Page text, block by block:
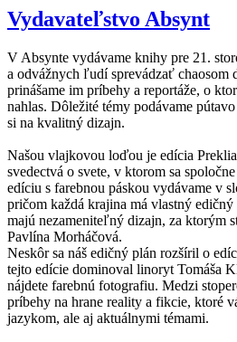
Vydavateľstvo Absynt
V Absynte vydávame knihy pre 21.
a odvážnych ľudí sprevádzať chaosom
prinášame im príbehy a reportáže, o
nahlas. Dôležité témy podávame
si na kvalitný dizajn.
Našou vlajkovou loďou je edícia
svedectvá o svete, v ktorom sa
edíciu s farebnou páskou vydávame v
pričom každá krajina má vlastný
majú nezameniteľný dizajn, za ktorým
Pavlína Morháčová.
Neskôr sa náš edičný plán rozšíril o
tejto edície dominoval linoryt Tomáša
nájdete farebnú fotografiu. Medzi
príbehy na hrane reality a fikcie, ktoré
jazykom, ale aj aktuálnymi témami.